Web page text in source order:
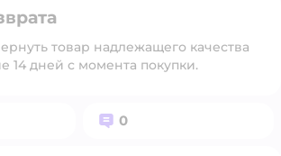
товар надлежащего качества
14 дней с момента покупки.
Вопросов:
0